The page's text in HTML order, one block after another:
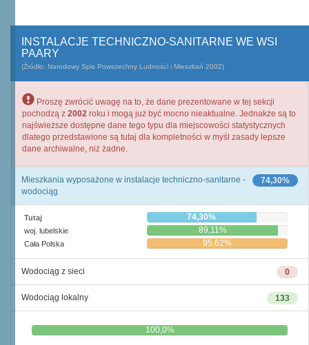
INSTALACJE TECHNICZNO-SANITARNE WE WSI
PAARY
(Źródło: Narodowy Spis Powszechny Ludności i Mieszkań 2002)
Proszę zwrócić uwagę na to, że dane prezentowane w tej sekcji
pochodzą z 2002 roku i mogą już być mocno nieaktualne. Jednakże są to
najświeższe dostępne dane tego typu dla miejscowości statystycznych
dlatego przedstawione są tutaj dla kompletności w myśl zasady lepsze
dane archiwalne, niż żadne.
74,30%
Mieszkania wyposażone w instalacje techniczno-sanitarne -
wodociąg
Tutaj 74,30%
woj. lubelskie 89,11%
Cała Polska 95,62%
0
Wodociąg z sieci
133
Wodociąg lokalny
0,0% 100,0%